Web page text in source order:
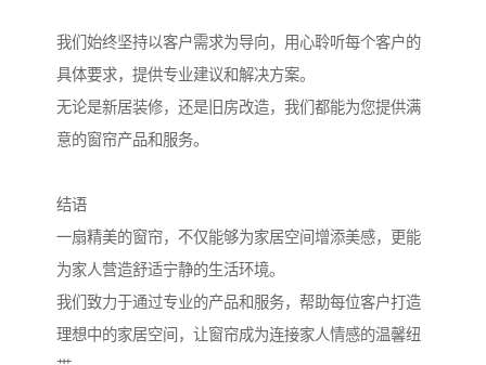
我们始终坚持以客户需求为导向，用心聆听每个客户的
具体要求，提供专业建议和解决方案。
无论是新居装修，还是旧房改造，我们都能为您提供满
意的窗帘产品和服务。
结语
一扇精美的窗帘，不仅能够为家居空间增添美感，更能
为家人营造舒适宁静的生活环境。
我们致力于通过专业的产品和服务，帮助每位客户打造
理想中的家居空间，让窗帘成为连接家人情感的温馨纽